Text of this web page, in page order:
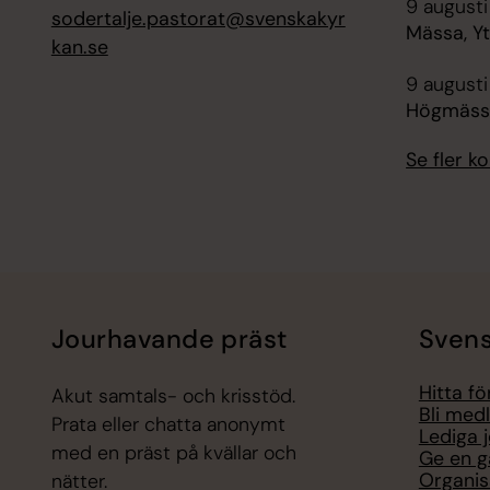
sodertalje.pastorat@svenskakyr
kan.se
9 augusti
Mässa,
9 augusti
Se fler
Jourhavande präst
Akut samtals- och krisstöd.
Prata eller chatta anonymt
med en präst på kvällar och
nätter.
Hitta
Bli
Lediga
Ge en